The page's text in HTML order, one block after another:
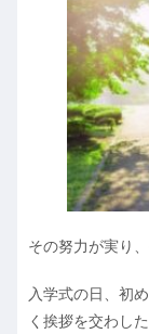
その努力が実り
入学式の日、初
く挨拶を交わし